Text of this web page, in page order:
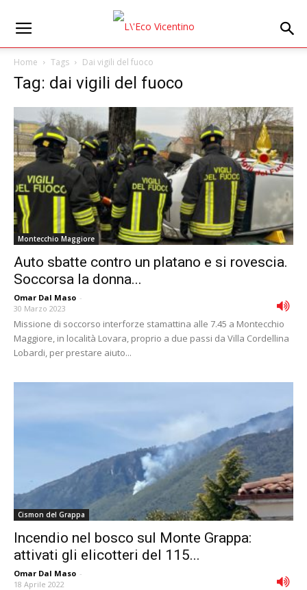
Home Tags Dai vigili del fuoco
Tag: dai vigili del fuoco
Montecchio Maggiore
Auto sbatte contro un platano e si rovescia.
Soccorsa la donna...
Omar Dal Maso -
30 Marzo 2023
Missione di soccorso interforze stamattina alle 7.45 a Montecchio
Maggiore, in località Lovara, proprio a due passi da Villa Cordellina
Lobardi, per prestare aiuto...
Cismon del Grappa
Incendio nel bosco sul Monte Grappa:
attivati gli elicotteri del 115...
Omar Dal Maso -
18 Aprile 2022